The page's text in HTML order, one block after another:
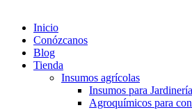
Inicio
Conózcanos
Blog
Tienda
Insumos agrícolas
Insumos para Jardinería
Agroquímicos para